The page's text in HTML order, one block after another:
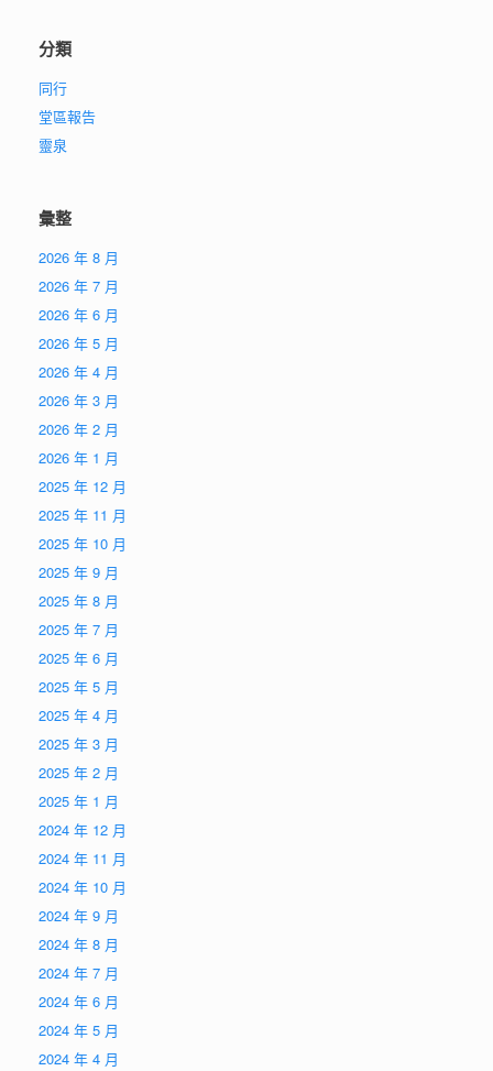
分類
同行
堂區報告
靈泉
彙整
2026 年 8 月
2026 年 7 月
2026 年 6 月
2026 年 5 月
2026 年 4 月
2026 年 3 月
2026 年 2 月
2026 年 1 月
2025 年 12 月
2025 年 11 月
2025 年 10 月
2025 年 9 月
2025 年 8 月
2025 年 7 月
2025 年 6 月
2025 年 5 月
2025 年 4 月
2025 年 3 月
2025 年 2 月
2025 年 1 月
2024 年 12 月
2024 年 11 月
2024 年 10 月
2024 年 9 月
2024 年 8 月
2024 年 7 月
2024 年 6 月
2024 年 5 月
2024 年 4 月